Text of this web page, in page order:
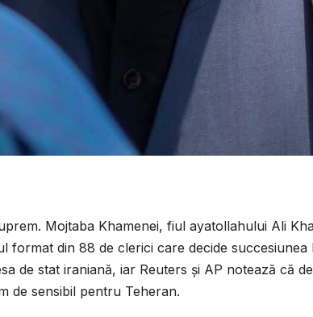
Mojtaba Khamenei, fiul ayatollahului Ali
format din 88 de clerici care decide succesiunea
de stat iraniană, iar Reuters și AP notează că
de sensibil pentru Teheran.